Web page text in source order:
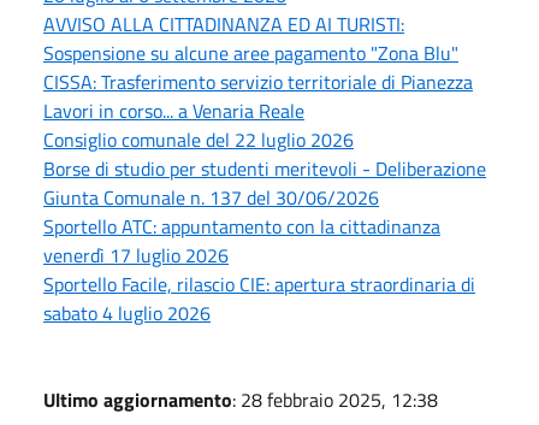
AVVISO ALLA CITTADINANZA ED AI TURISTI:
Sospensione su alcune aree pagamento "Zona Blu"
CISSA: Trasferimento servizio territoriale di Pianezza
Lavori in corso... a Venaria Reale
Consiglio comunale del 22 luglio 2026
Borse di studio per studenti meritevoli - Deliberazione
Giunta Comunale n. 137 del 30/06/2026
Sportello ATC: appuntamento con la cittadinanza
venerdì 17 luglio 2026
Sportello Facile, rilascio CIE: apertura straordinaria di
sabato 4 luglio 2026
Ultimo aggiornamento: 28 febbraio 2025, 12:38